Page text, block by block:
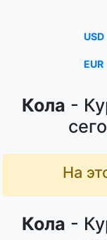
Кола -
На
Кола -
USD
EUR